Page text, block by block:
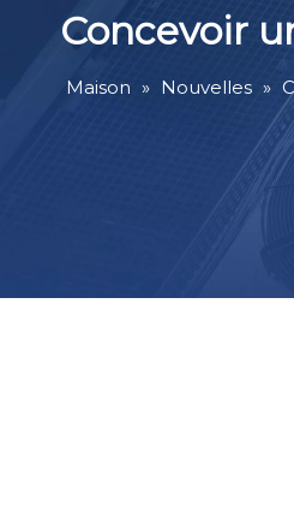
Concevoir
Maison » Nouvelles »